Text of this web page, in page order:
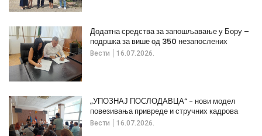
Вести 16.07.2026.
Додатна средства за запошљавање у Бору –
подршка за више од 350 незапослених
Вести 16.07.2026.
„УПОЗНАЈ ПОСЛОДАВЦА“ - нови модел
повезивања привреде и стручних кадрова